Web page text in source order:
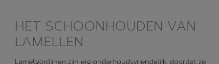
HET SCHOONHOUDEN VAN
LAMELLEN
Lamelgordijnen zijn erg onderhoudsvriendelijk, doordat ze